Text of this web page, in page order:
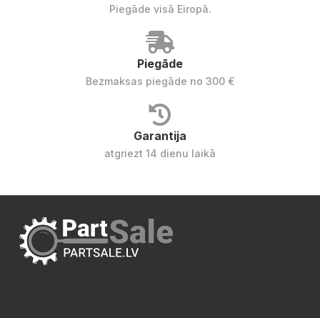
Piegāde visā Eiropā.
Piegāde
Bezmaksas piegāde no 300 €
Garantija
atgriezt 14 dienu laikā